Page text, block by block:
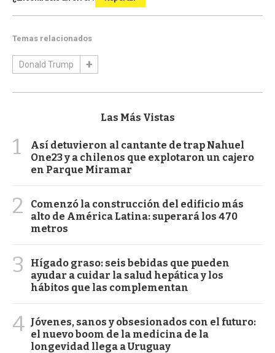
Temas relacionados
Donald Trump
Las Más Vistas
1
Así detuvieron al cantante de trap Nahuel
One23 y a chilenos que explotaron un cajero
en Parque Miramar
2
Comenzó la construcción del edificio más
alto de América Latina: superará los 470
metros
3
Hígado graso: seis bebidas que pueden
ayudar a cuidar la salud hepática y los
hábitos que las complementan
4 Jóvenes, sanos y obsesionados con el futuro:
el nuevo boom de la medicina de la
longevidad llega a Uruguay